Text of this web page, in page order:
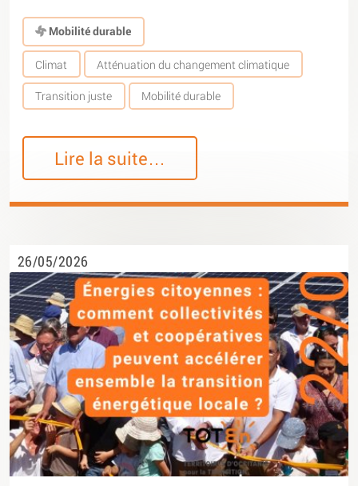
Mobilité durable
Climat Atténuation du changement climatique
Transition juste Mobilité durable
Lire la suite…
26/05/2026